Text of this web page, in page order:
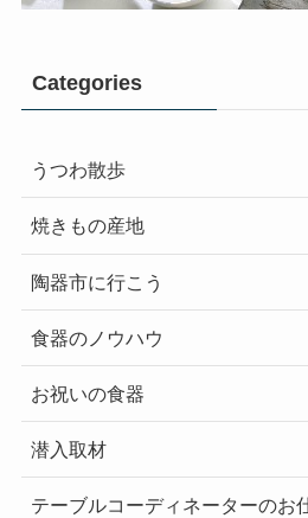
Categories
うつわ散歩
焼きもの産地
陶器市に行こう
食器のノウハウ
お祝いの食器
潜入取材
テーブルコーディネーターのお